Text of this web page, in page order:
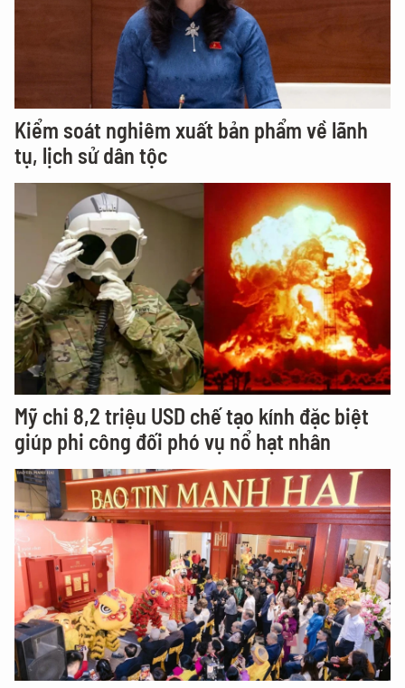
Kiểm soát nghiêm xuất bản phẩm về lãnh
tụ, lịch sử dân tộc
Mỹ chi 8,2 triệu USD chế tạo kính đặc biệt
giúp phi công đối phó vụ nổ hạt nhân